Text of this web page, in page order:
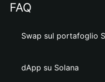
FAQ
Swap sul portafoglio
dApp su Solana